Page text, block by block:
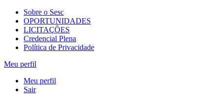
Sobre o Sesc
OPORTUNIDADES
LICITAÇÕES
Credencial Plena
Política de Privacidade
Meu perfil
Meu perfil
Sair